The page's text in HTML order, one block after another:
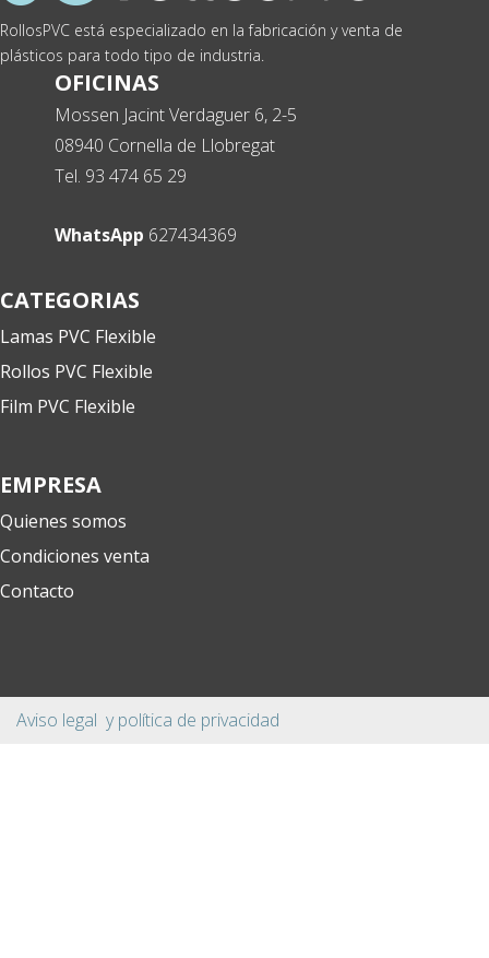
RollosPVC está especializado en la fabricación y venta de
plásticos para todo tipo de industria.
OFICINAS
Mossen Jacint Verdaguer 6, 2-5
08940 Cornella de Llobregat
Tel. 93 474 65 29
WhatsApp 627434369
CATEGORIAS
Lamas PVC Flexible
Rollos PVC Flexible
Film PVC Flexible
EMPRESA
Quienes somos
Condiciones venta
Contacto
Aviso legal y política de privacidad